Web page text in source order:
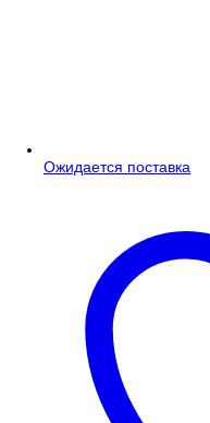
Ожидается поставка